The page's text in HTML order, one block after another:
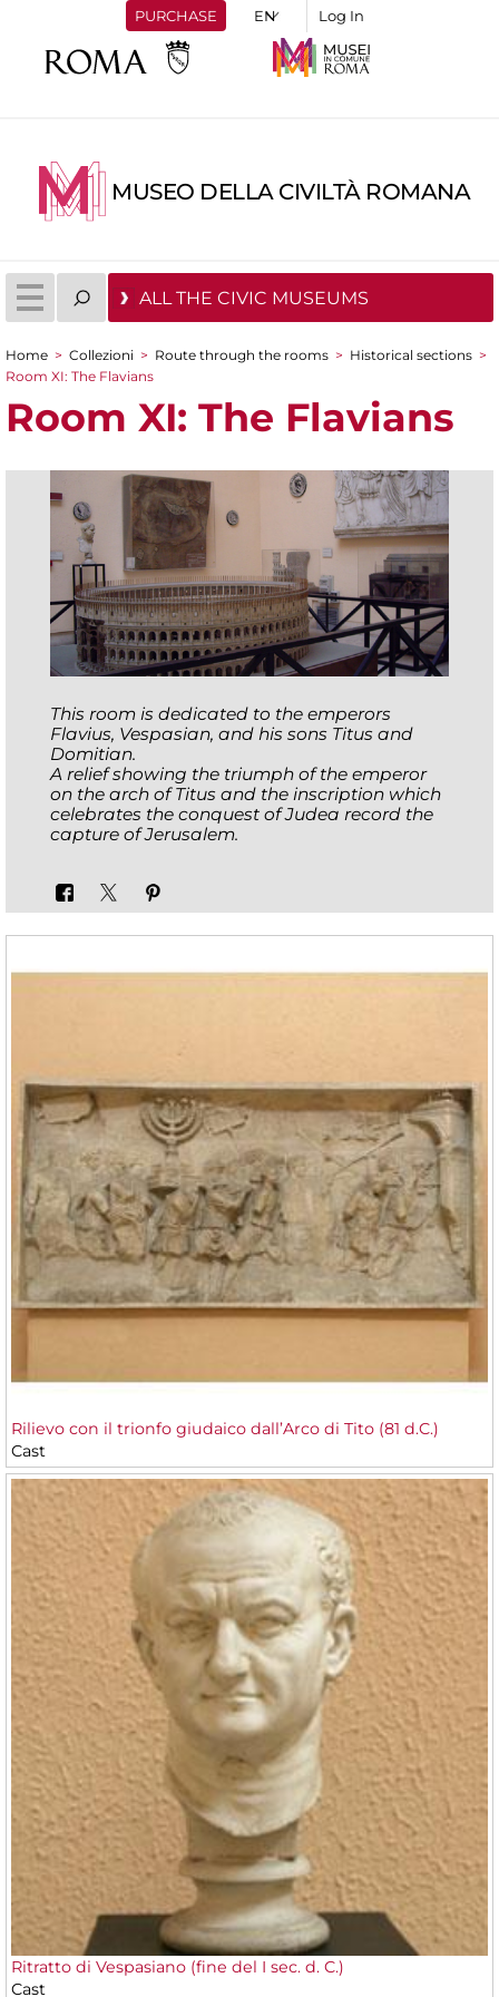
PURCHASE Log In
MUSEO DELLA CIVILTÀ ROMANA
ALL THE CIVIC MUSEUMS
You are here
Home > Collezioni > Route through the rooms > Historical sections >
Room XI: The Flavians
Room XI: The Flavians
This room is dedicated to the emperors
Flavius, Vespasian, and his sons Titus and
Domitian.
A relief showing the triumph of the emperor
on the arch of Titus and the inscription which
celebrates the conquest of Judea record the
capture of Jerusalem.
Rilievo con il trionfo giudaico dall’Arco di Tito (81 d.C.)
Cast
Ritratto di Vespasiano (fine del I sec. d. C.)
Cast